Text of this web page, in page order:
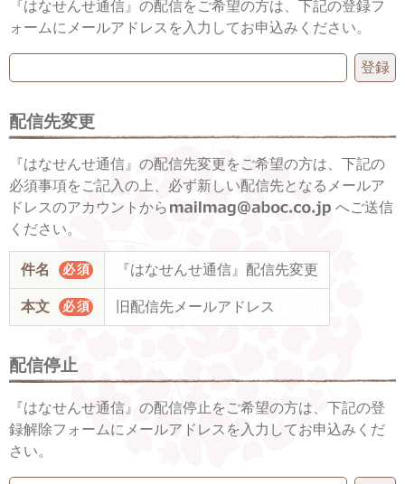
『はなせんせ通信』の配信をご希望の方は、下記の登録フ
ォームにメールアドレスを入力してお申込みください。
配信先変更
『はなせんせ通信』の配信先変更をご希望の方は、下記の
必須事項をご記入の上、必ず新しい配信先となるメールア
ドレスのアカウントから
へご送信
ください。
件名 必須 『はなせんせ通信』配信先変更
本文 必須 旧配信先メールアドレス
配信停止
『はなせんせ通信』の配信停止をご希望の方は、下記の登
録解除フォームにメールアドレスを入力してお申込みくだ
さい。